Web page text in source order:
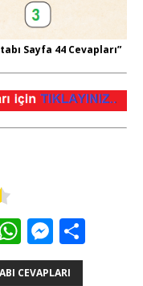
Sayfa 44 Cevapları”
W
h
M
e
CEVAPLARI